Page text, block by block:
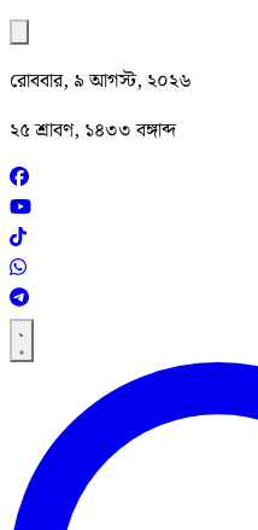
রোববার, ৯ আগস্ট, ২০২৬
২৫ শ্রাবণ, ১৪৩৩ বঙ্গাব্দ